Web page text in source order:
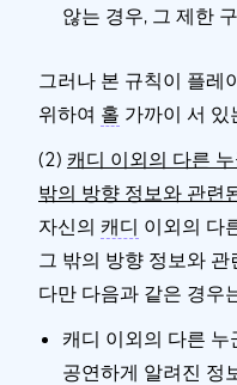
않는 경우, 그 제한
그러나 본 규칙이 플레
위하여 홀 가까이 서 있
(2) 캐디 이외의 다른
밖의 방향 정보와 관련
자신의 캐디 이외의 다
그 밖의 방향 정보와
다만 다음과 같은 경우
캐디 이외의 다른
공연하게 알려진 정